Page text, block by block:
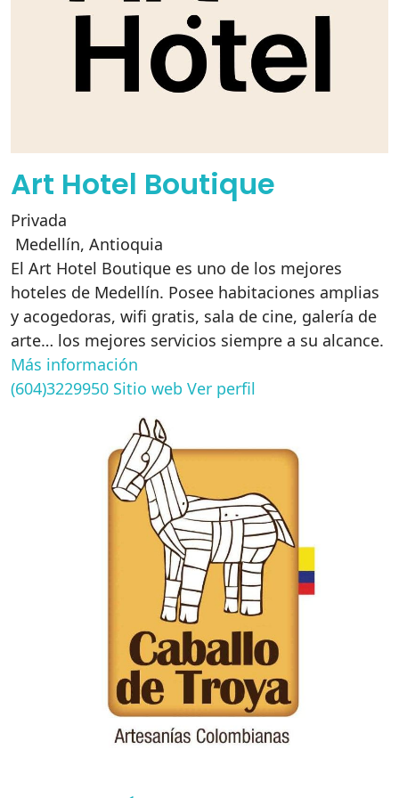
Art Hotel Boutique
Privada
Medellín, Antioquia
El Art Hotel Boutique es uno de los mejores
hoteles de Medellín. Posee habitaciones amplias
y acogedoras, wifi gratis, sala de cine, galería de
arte… los mejores servicios siempre a su alcance.
Más información
(604)3229950 Sitio web Ver perfil